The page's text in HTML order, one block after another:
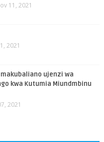
11, 2021
2021
makubaliano ujenzi wa
kwa Kutumia Miundmbinu
2021